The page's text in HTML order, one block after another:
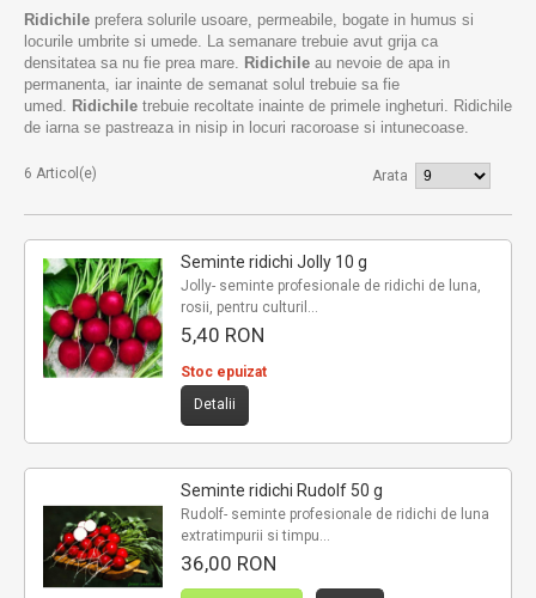
Ridichileprefera solurile usoare, permeabile, bogate in humus si
locurile umbrite si umede. La semanare trebuie avut grija ca
densitatea sa nu fie prea mare. Ridichileau nevoie de apa in
permanenta, iar inainte de semanat solul trebuie sa fie
umed. Ridichiletrebuie recoltate inainte de primele ingheturi. Ridichile
de iarna se pastreaza in nisip in locuri racoroase si intunecoase.
6 Articol(e) Arata
Seminte ridichi Jolly 10 g
Jolly- seminte profesionale de ridichi de luna,
rosii, pentru culturil...
5,40 RON
Stoc epuizat
Detalii
Seminte ridichi Rudolf 50 g
Rudolf- seminte profesionale de ridichi de luna
extratimpurii si timpu...
36,00 RON